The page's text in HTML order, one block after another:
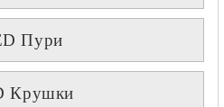
Пури
Крушки